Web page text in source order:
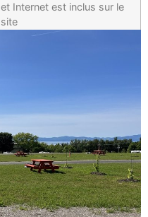
et Internet est inclus sur le
site